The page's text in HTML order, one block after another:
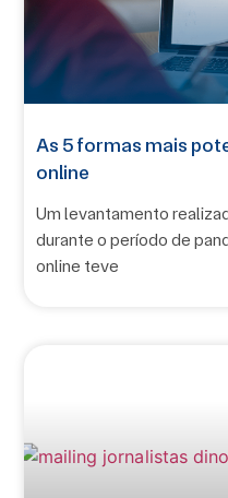
As 5 formas mais
online
Um levantamento
durante o período de
online teve